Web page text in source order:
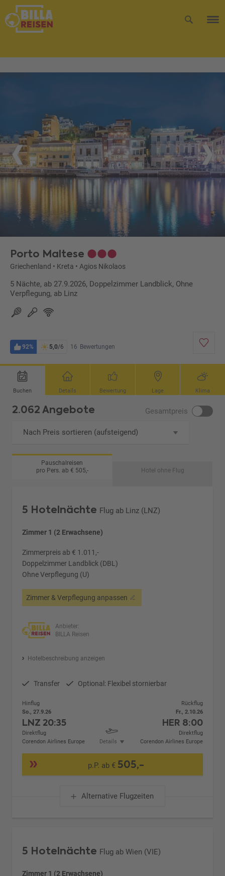
Porto Maltese
Griechenland • Kreta • Agios Nikolaos
5 Nächte, ab 27.9.2026, Doppelzimmer Landblick, Ohne
Verpflegung, ab Linz
92% 5,0/6 16 Bewertungen
Buchen Details Bewertung Lage Klima
2.062 Angebote Gesamtpreis
Nach Preis sortieren (aufsteigend)
Pauschalreisen
pro Pers. ab € 505,-
Hotel ohne Flug
5 Hotelnächte Flug ab Linz (LNZ)
Zimmer 1 (2 Erwachsene)
Zimmerpreis ab € 1.011,-
Doppelzimmer Landblick (DBL)
Ohne Verpflegung (U)
Zimmer & Verpflegung anpassen
Anbieter:
BILLA Reisen
Hotelbeschreibung anzeigen
Transfer Optional: Flexibel stornierbar
Hinflug
So., 27.9.26
LNZ 20:35
Direktflug
Corendon Airlines Europe
Details
Rückflug
Fr., 2.10.26
HER 8:00
Direktflug
Corendon Airlines Europe
p.P. ab € 505,-
Alternative Flugzeiten
5 Hotelnächte Flug ab Wien (VIE)
Zimmer 1 (2 Erwachsene)